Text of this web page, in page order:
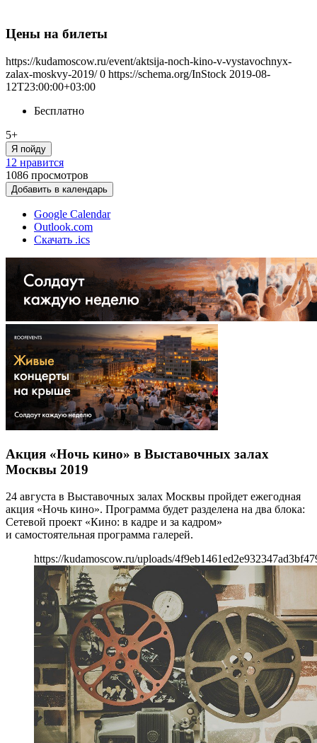
Цены на билеты
https://kudamoscow.ru/event/aktsija-noch-kino-v-vystavochnyx-
zalax-moskvy-2019/ 0 https://schema.org/InStock 2019-08-
12T23:00:00+03:00
Бесплатно
5+
Я пойду
12 нравится
1086 просмотров
Добавить в календарь
Google Calendar
Outlook.com
Скачать .ics
Акция «Ночь кино» в Выставочных залах
Москвы 2019
24 августа в Выставочных залах Москвы пройдет ежегодная
акция «Ночь кино». Программа будет разделена на два блока:
Сетевой проект «Кино: в кадре и за кадром»
и самостоятельная программа галерей.
https://kudamoscow.ru/uploads/